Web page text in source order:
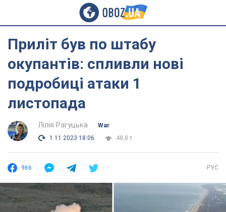
Приліт був по штабу
окупантів: спливли нові
подробиці атаки 1
листопада
Лілія Рагуцька
War
1.11.2023 18:06
48,8 т.
966 РУС